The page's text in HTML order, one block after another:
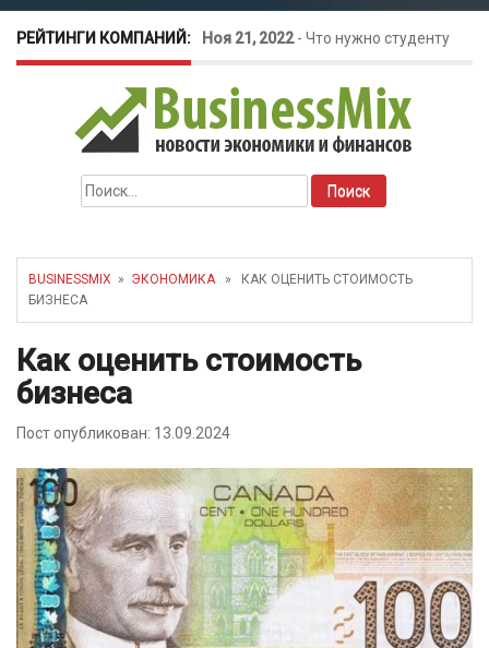
РЕЙТИНГИ КОМПАНИЙ: Ноя 21, 2022- Что нужно студенту
для открытия бизнеса?
Окт 26, 2022-Телефония для
amoCRM: лучшие инструменты для
бизнеса
как защитить свой бизнес?
Найти:
BUSINESSMIX » ЭКОНОМИКА» КАК ОЦЕНИТЬ СТОИМОСТЬ
БИЗНЕСА
Как оценить стоимость
бизнеса
Пост опубликован: 13.09.2024